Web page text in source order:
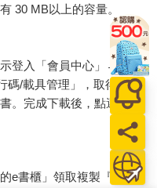
30 MB以上的容量。
登入「會員中心」→「我
碼/載具管理」，取得通行
。完成下載後，點選任一
e書櫃」領取複製『兌換